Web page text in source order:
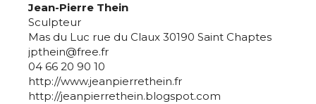
Jean-Pierre Thein
Sculpteur
Mas du Luc rue du Claux 30190 Saint Chaptes
jpthein@free.fr
04 66 20 90 10
http://www.jeanpierrethein.fr
http://jeanpierrethein.blogspot.com